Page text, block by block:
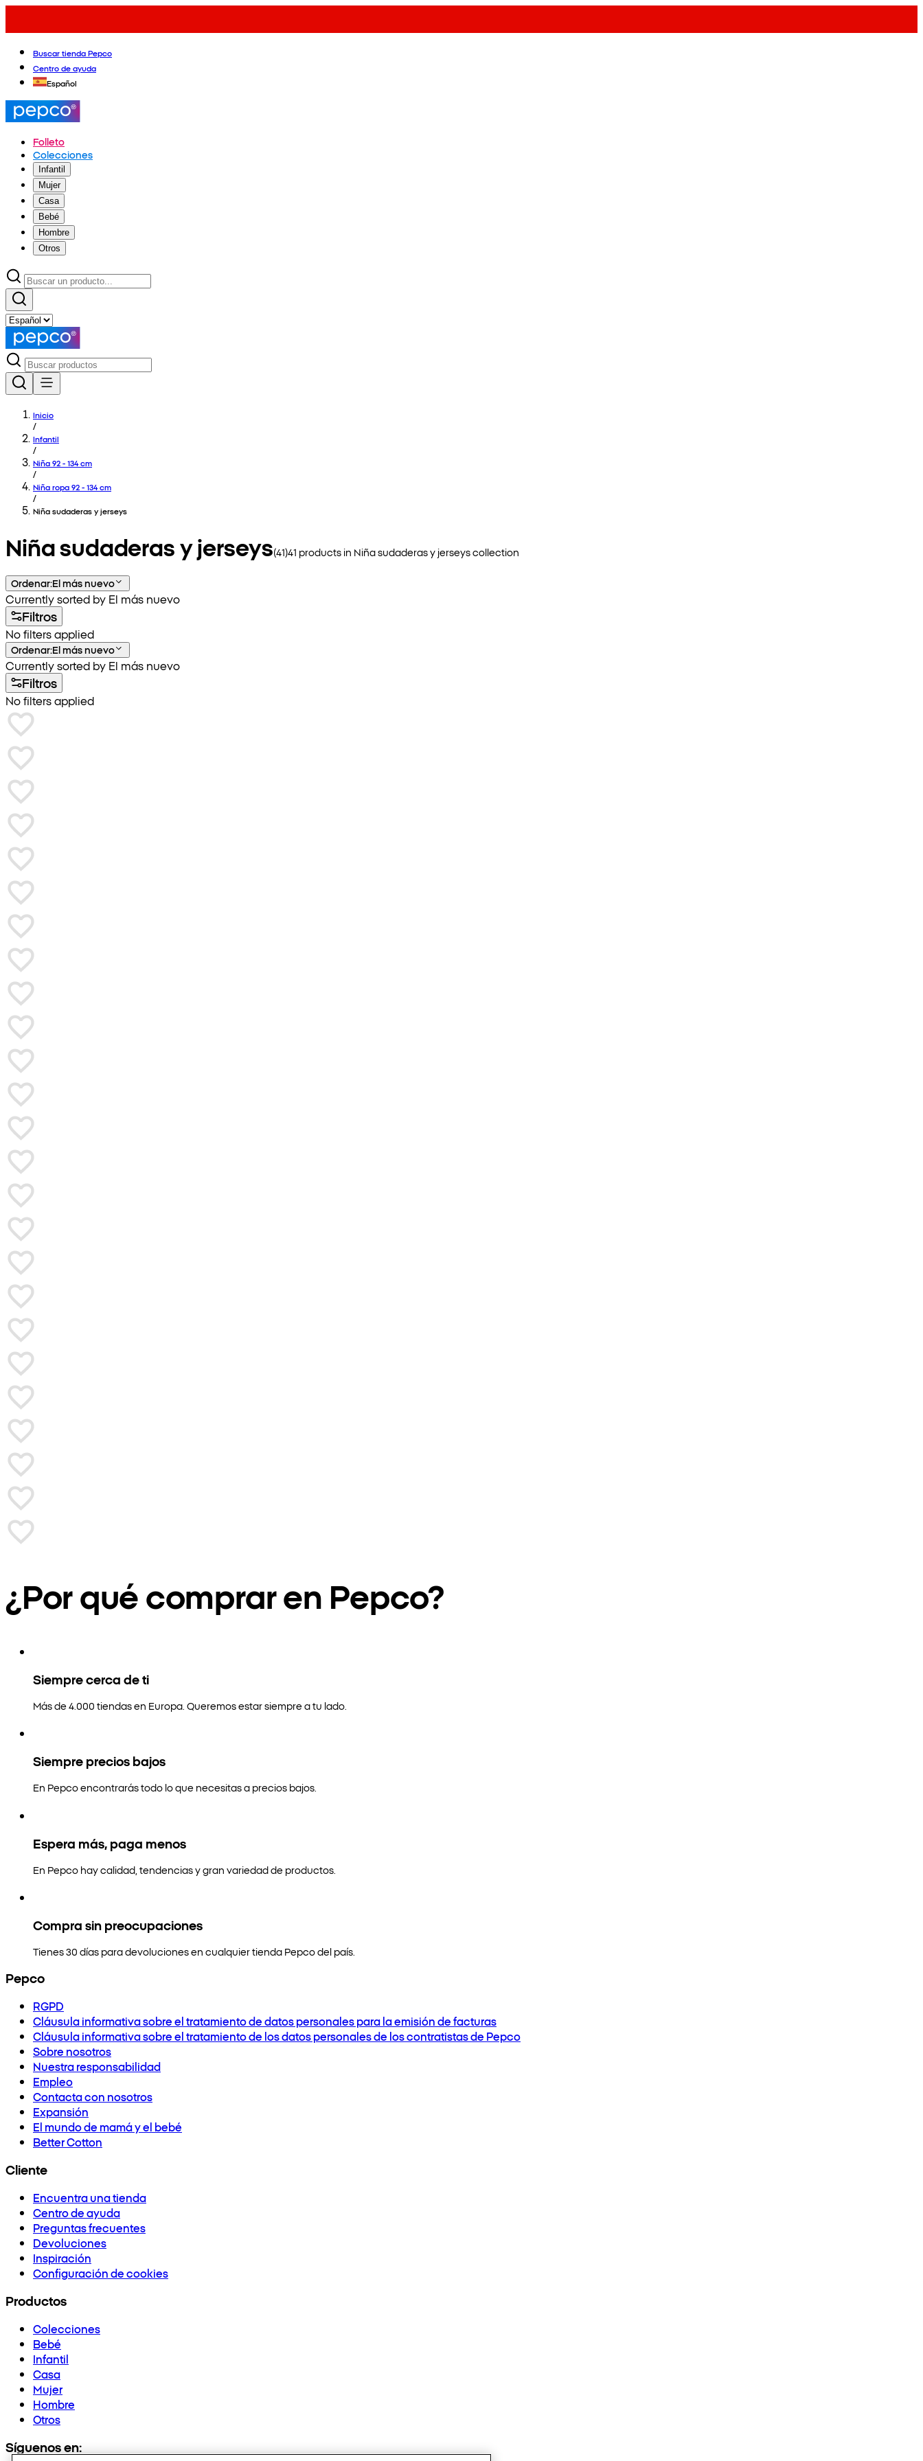
Buscar tienda Pepco
Centro de ayuda
Español
Folleto
Colecciones
Infantil
Mujer
Casa
Bebé
Hombre
Otros
Inicio
/
Infantil
/
Niña 92 - 134 cm
/
Niña ropa 92 - 134 cm
/
Niña sudaderas y jerseys
Niña sudaderas y jerseys(41)41 products in Niña sudaderas y jerseyscollection
Ordenar:El más nuevo
Currently sorted by El más nuevo
Filtros
No filters applied
Ordenar:El más nuevo
Currently sorted by El más nuevo
Filtros
No filters applied
¿Por qué comprar en Pepco?
Siempre cerca de ti
Más de 4.000 tiendas en Europa. Queremos estar siempre a tu lado.
Siempre precios bajos
En Pepco encontrarás todo lo que necesitas a precios bajos.
Espera más, paga menos
En Pepco hay calidad, tendencias y gran variedad de productos.
Compra sin preocupaciones
Tienes 30 días para devoluciones en cualquier tienda Pepco del país.
Pepco
RGPD
Cláusula informativa sobre el tratamiento de datos personales para la emisión de facturas
Cláusula informativa sobre el tratamiento de los datos personales de los contratistas de Pepco
Sobre nosotros
Nuestra responsabilidad
Empleo
Contacta con nosotros
Expansión
El mundo de mamá y el bebé
Better Cotton
Cliente
Encuentra una tienda
Centro de ayuda
Preguntas frecuentes
Devoluciones
Inspiración
Configuración de cookies
Productos
Colecciones
Bebé
Infantil
Casa
Mujer
Hombre
Otros
Síguenos en: